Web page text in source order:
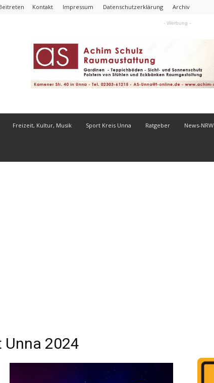
Kontakt Impressum Datenschutzerklärung Archiv
- Werbung -
Freizeit, Kultur, Musik Sport Kreis Unna Ratgeber News-NRW
Unna 2024